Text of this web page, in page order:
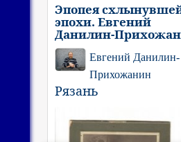
Эпопея
эпохи. Евгений
Данилин-
Евгений Данилин-
Прихожанин
Рязань